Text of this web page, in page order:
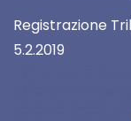
Registrazione
5.2.2019